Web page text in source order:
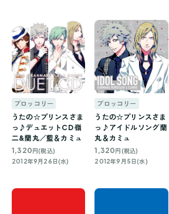
ブロッコリー
うたの☆プリンスさま
っ♪デュエットCD 嶺
二&蘭丸／藍＆カミュ
1,320 円(税込)
2012年9月26日(水)
ブロッコリー
うたの☆プリンスさま
っ♪アイドルソング 蘭
丸＆カミュ
1,320 円(税込)
2012年9月5日(水)